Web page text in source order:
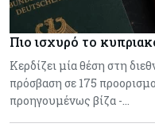
Πιο ισχυρό το
Κερδίζει μία θέση στη
πρόσβαση σε 175
προηγουμένως βίζα -…